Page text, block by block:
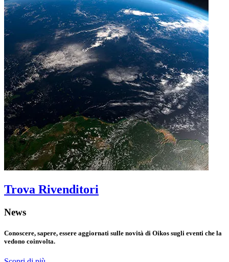
Trova Rivenditori
News
Conoscere, sapere, essere aggiornati sulle novità di Oikos sugli eventi che la
vedono coinvolta.